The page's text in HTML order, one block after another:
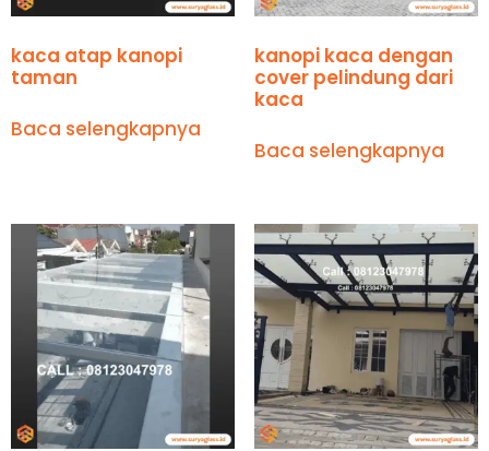
kaca atap kanopi
taman
Baca selengkapnya
kanopi kaca dengan
cover pelindung dari
kaca
Baca selengkapnya